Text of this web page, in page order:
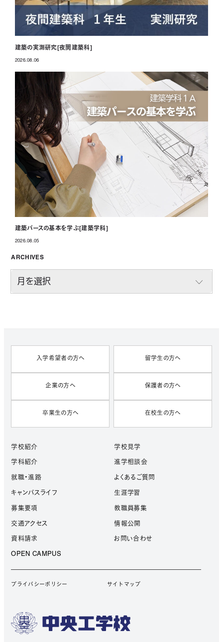
建築の実測研究[夜間建築科]
2026.08.06
建築パースの基本を学ぶ[建築学科]
2026.08.05
ARCHIVES
入学希望者の方へ 留学生の方へ
企業の方へ 保護者の方へ
卒業生の方へ 在校生の方へ
学校紹介
学科紹介
就職・進路
キャンパスライフ
募集要項
交通アクセス
資料請求
OPEN CAMPUS
学校見学
進学相談会
よくあるご質問
生涯学習
教職員募集
情報公開
お問い合わせ
プライバシーポリシー サイトマップ